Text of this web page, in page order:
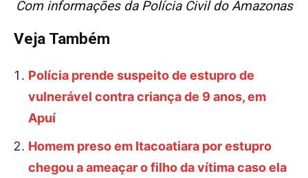
Com informações da Polícia Civil do Amazonas
Veja Também
Polícia prende suspeito de estupro de
vulnerável contra criança de 9 anos, em
Apuí
Homem preso em Itacoatiara por estupro
chegou a ameaçar o filho da vítima caso ela